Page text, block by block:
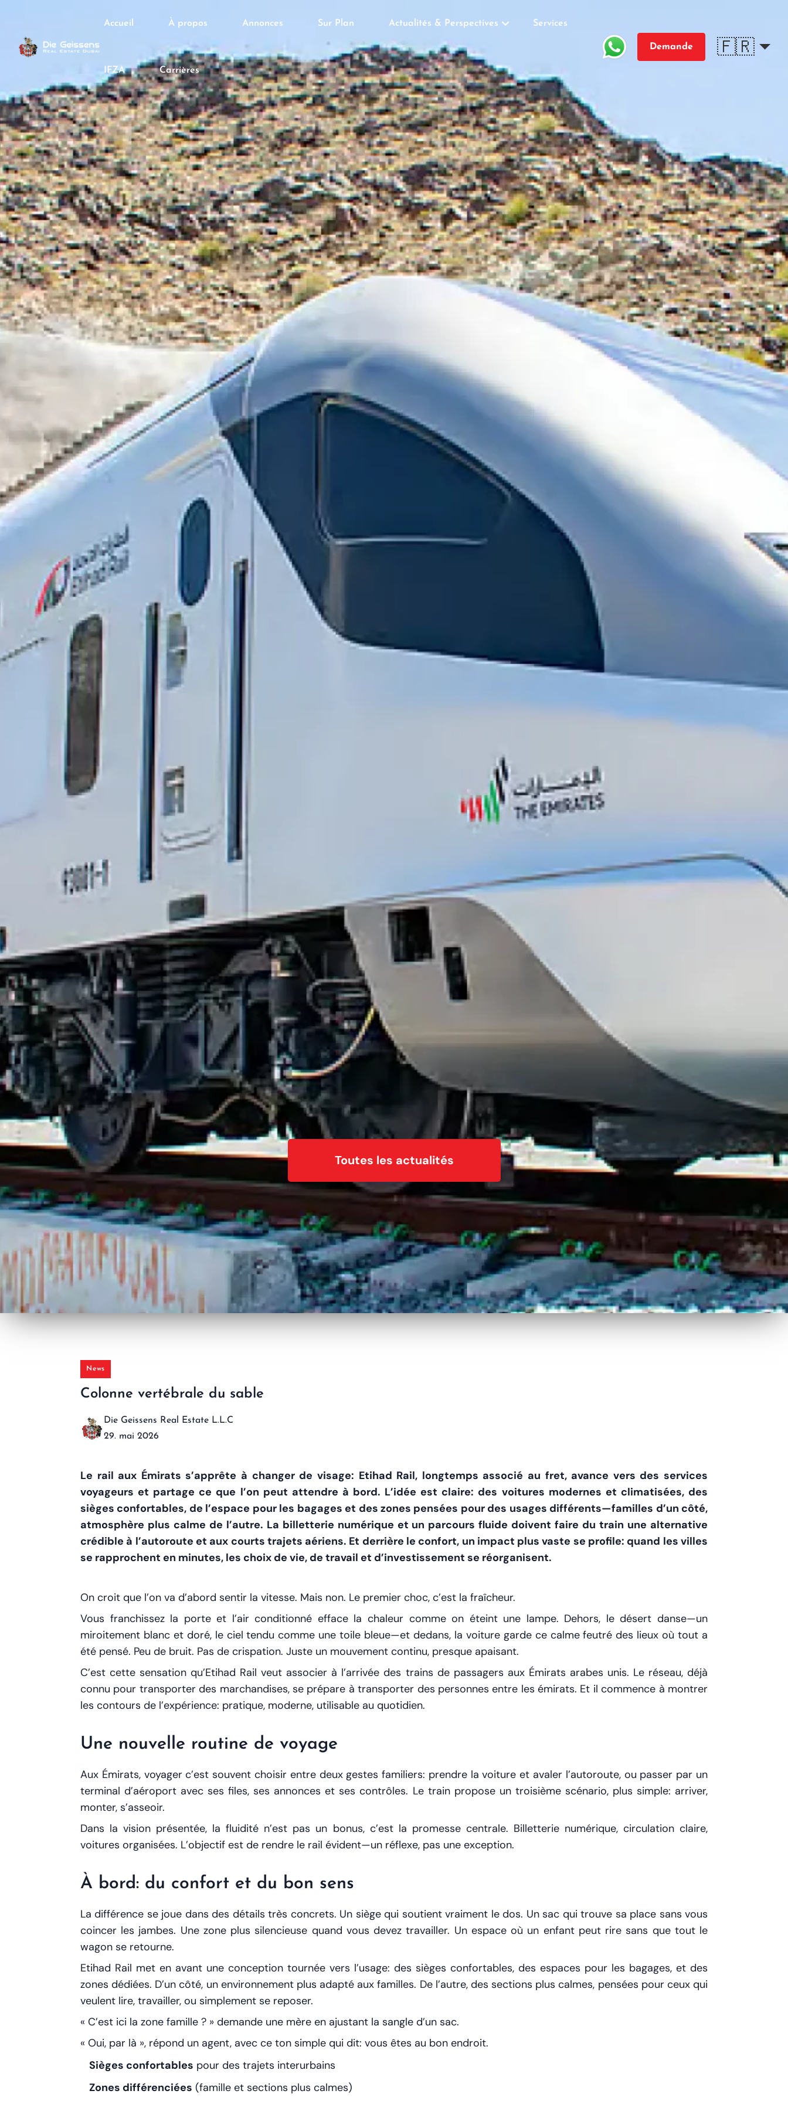
Accueil À propos Annonces Sur Plan Actualités & Perspectives Services
IFZA Carrières
Demande 🇫🇷
Toutes les actualités
News
Colonne vertébrale du sable
Die Geissens Real Estate L.L.C
29. mai 2026
Le rail aux Émirats s’apprête à changer de visage: Etihad Rail, longtemps associé au fret, avance vers des services
voyageurs et partage ce que l’on peut attendre à bord. L’idée est claire: des voitures modernes et climatisées, des
sièges confortables, de l’espace pour les bagages et des zones pensées pour des usages différents—familles d’un côté,
atmosphère plus calme de l’autre. La billetterie numérique et un parcours fluide doivent faire du train une alternative
crédible à l’autoroute et aux courts trajets aériens. Et derrière le confort, un impact plus vaste se profile: quand les villes
se rapprochent en minutes, les choix de vie, de travail et d’investissement se réorganisent.
On croit que l’on va d’abord sentir la vitesse. Mais non. Le premier choc, c’est la fraîcheur.
Vous franchissez la porte et l’air conditionné efface la chaleur comme on éteint une lampe. Dehors, le désert danse—un
miroitement blanc et doré, le ciel tendu comme une toile bleue—et dedans, la voiture garde ce calme feutré des lieux où tout a
été pensé. Peu de bruit. Pas de crispation. Juste un mouvement continu, presque apaisant.
C’est cette sensation qu’Etihad Rail veut associer à l’arrivée des trains de passagers aux Émirats arabes unis. Le réseau, déjà
connu pour transporter des marchandises, se prépare à transporter des personnes entre les émirats. Et il commence à montrer
les contours de l’expérience: pratique, moderne, utilisable au quotidien.
Une nouvelle routine de voyage
Aux Émirats, voyager c’est souvent choisir entre deux gestes familiers: prendre la voiture et avaler l’autoroute, ou passer par un
terminal d’aéroport avec ses files, ses annonces et ses contrôles. Le train propose un troisième scénario, plus simple: arriver,
monter, s’asseoir.
Dans la vision présentée, la fluidité n’est pas un bonus, c’est la promesse centrale. Billetterie numérique, circulation claire,
voitures organisées. L’objectif est de rendre le rail évident—un réflexe, pas une exception.
À bord: du confort et du bon sens
La différence se joue dans des détails très concrets. Un siège qui soutient vraiment le dos. Un sac qui trouve sa place sans vous
coincer les jambes. Une zone plus silencieuse quand vous devez travailler. Un espace où un enfant peut rire sans que tout le
wagon se retourne.
Etihad Rail met en avant une conception tournée vers l’usage: des sièges confortables, des espaces pour les bagages, et des
zones dédiées. D’un côté, un environnement plus adapté aux familles. De l’autre, des sections plus calmes, pensées pour ceux qui
veulent lire, travailler, ou simplement se reposer.
« C’est ici la zone famille ? » demande une mère en ajustant la sangle d’un sac.
« Oui, par là », répond un agent, avec ce ton simple qui dit: vous êtes au bon endroit.
Sièges confortables pour des trajets interurbains
Zones différenciées (famille et sections plus calmes)